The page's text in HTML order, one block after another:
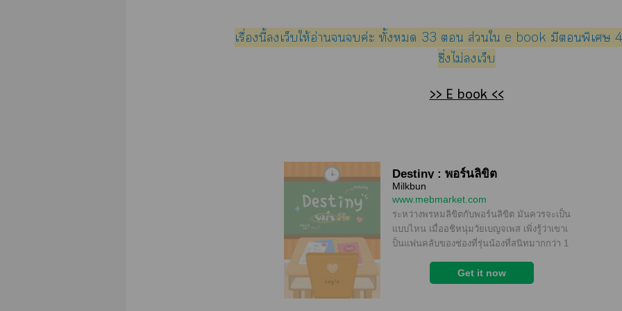
เรื่องนี้เว็บให้อ่านค่ะ ทั้ง 33  ส่วนใ e book มีพิเศษ
ซึ่งไม่เว็บ
>> E book <<